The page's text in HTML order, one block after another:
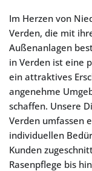
Im Herzen von
Verden, die mit
Außenanlagen
in Verden ist eine
ein attraktives
angenehme
schaffen. Unsere
Verden umfassen
individuellen
Kunden
Rasenpflege bis